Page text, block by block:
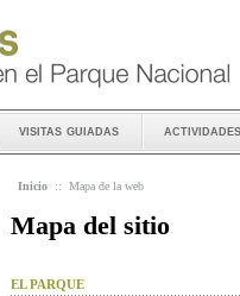
visitas guiadas actividades
Inicio :: Mapa de la web
Mapa del sitio
EL PARQUE